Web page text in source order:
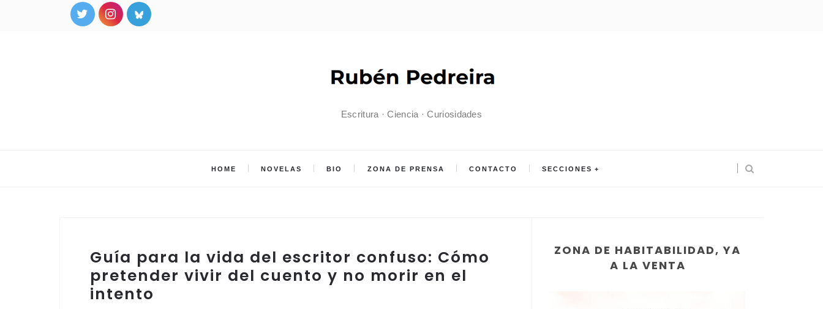
Escritura · Ciencia · Curiosidades
HOME NOVELAS BIO ZONA DE PRENSA CONTACTO SECCIONES
Guía para la vida del escritor confuso: Cómo
pretender vivir del cuento y no morir en el
intento
ZONA DE HABITABILIDAD, YA
A LA VENTA